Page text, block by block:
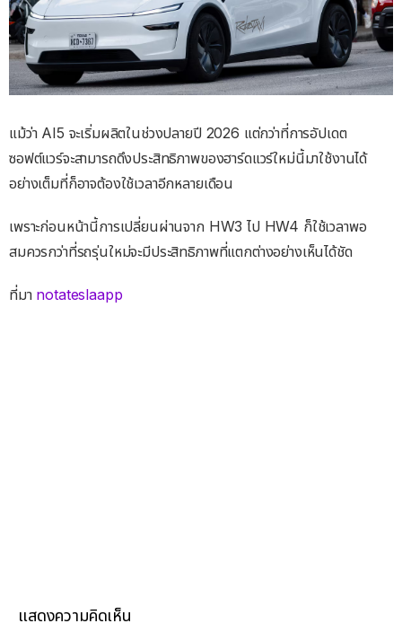
แม้ว่า AI5 จะเริ่มผลิตในช่วงปลายปี 2026 แต่กว่าที่การอัปเดต
ซอฟต์แวร์จะสามารถดึงประสิทธิภาพของฮาร์ดแวร์ใหม่นี้มาใช้งานได้
อย่างเต็มที่ก็อาจต้องใช้เวลาอีกหลายเดือน
เพราะก่อนหน้านี้การเปลี่ยนผ่านจาก HW3 ไป HW4 ก็ใช้เวลาพอ
สมควรกว่าที่รถรุ่นใหม่จะมีประสิทธิภาพที่แตกต่างอย่างเห็นได้ชัด
ที่มา notateslaapp
แสดงความคิดเห็น